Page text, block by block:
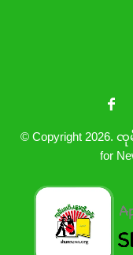
© Copyright 2026. ၸု
for